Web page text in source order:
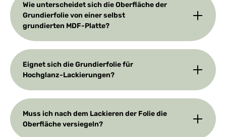
Wie unterscheidet sich die Oberfläche der
Grundierfolie von einer selbst
grundierten MDF-Platte?
Eignet sich die Grundierfolie für
Hochglanz-Lackierungen?
Muss ich nach dem Lackieren der Folie die
Oberfläche versiegeln?